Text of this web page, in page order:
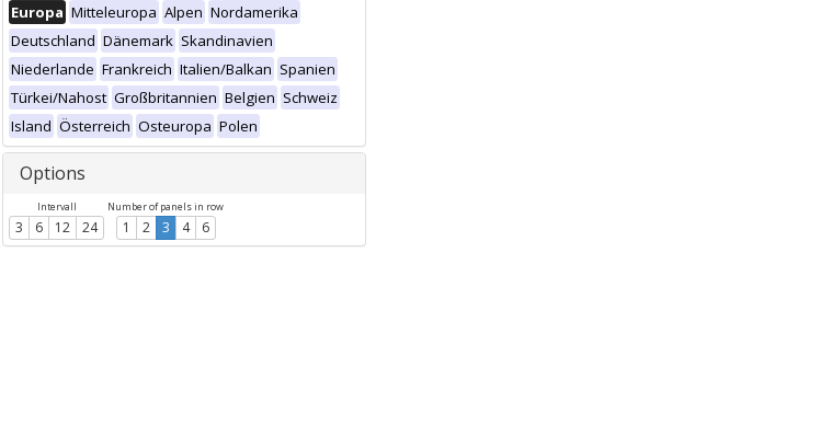
Europa Mitteleuropa Alpen Nordamerika
Deutschland Dänemark Skandinavien
Niederlande Frankreich Italien/Balkan Spanien
Türkei/Nahost Großbritannien Belgien Schweiz
Island Österreich Osteuropa Polen
Options
Intervall
3 6 12 24
Number of panels in row
1 2 3 4 6